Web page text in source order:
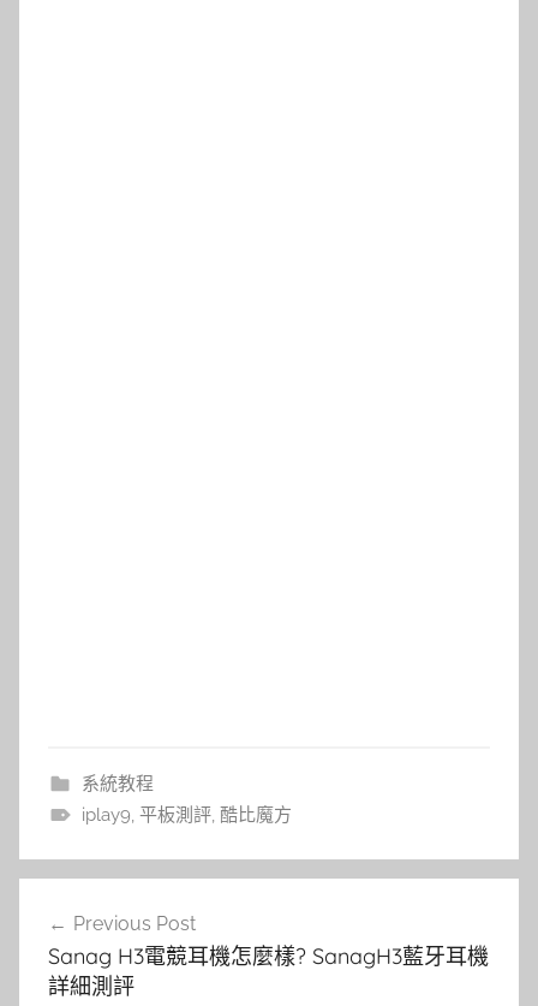
系統教程
iplay9, 平板測評, 酷比魔方
導
Previous Post
Sanag H3電競耳機怎麼樣? SanagH3藍牙耳機
詳細測評